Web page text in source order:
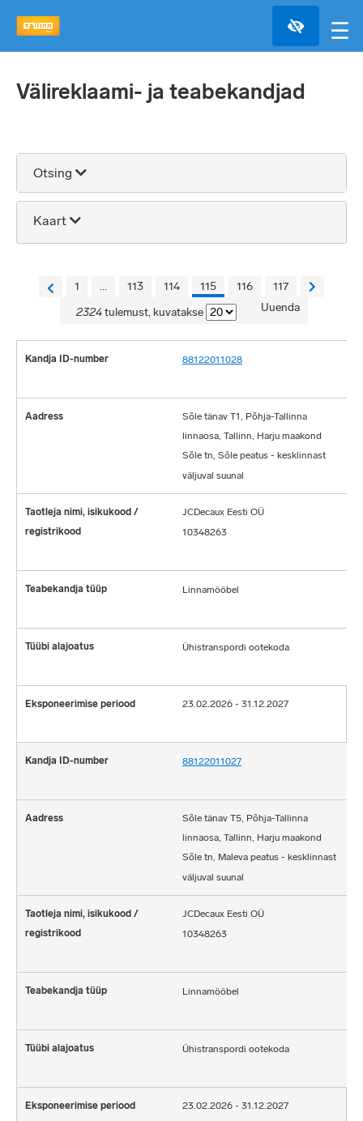
☰
Välireklaami- ja teabekandjad
Otsing
Kaart
2 km
Täisekraan
+
?
1 ... 113 114 115 116
117
2324tulemust, kuvatakse Uuenda
88122011028
Sõle tänav T1, Põhja-Tallinna
linnaosa, Tallinn, Harju maakond
Sõle tn, Sõle peatus - kesklinnast
väljuval suunal
JCDecaux Eesti OÜ
10348263
Linnamööbel
Ühistranspordi ootekoda
23.02.2026 - 31.12.2027
88122011027
Sõle tänav T5, Põhja-Tallinna
linnaosa, Tallinn, Harju maakond
Sõle tn, Maleva peatus - kesklinnast
väljuval suunal
JCDecaux Eesti OÜ
10348263
Linnamööbel
Ühistranspordi ootekoda
23.02.2026 - 31.12.2027